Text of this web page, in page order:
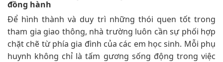
đồng hành
Để hình thành và duy trì những thói quen tốt trong
tham gia giao thông, nhà trường luôn cần sự phối hợp
chặt chẽ từ phía gia đình của các em học sinh. Mỗi phụ
huynh không chỉ là tấm gương sống động trong việc